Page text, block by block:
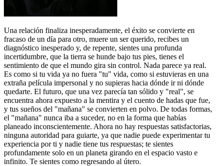
Una relación finaliza inesperadamente, el éxito se convierte en
fracaso de un día para otro, muere un ser querido, recibes un
diagnóstico inesperado y, de repente, sientes una profunda
incertidumbre, que la tierra se hunde bajo tus pies, tienes el
sentimiento de que el mundo gira sin control. Nada parece ya real.
Es como si tu vida ya no fuera "tu" vida, como si estuvieras en una
extraña película impersonal y no supieras hacia dónde ir ni dónde
quedarte. El futuro, que una vez parecía tan sólido y "real", se
encuentra ahora expuesto a la mentira y el cuento de hadas que fue,
y tus sueños del "mañana" se convierten en polvo. De todas formas,
el "mañana" nunca iba a suceder, no en la forma que habías
planeado inconscientemente. Ahora no hay respuestas satisfactorias,
ninguna autoridad para guiarte, ya que nadie puede experimentar tu
experiencia por ti y nadie tiene tus respuestas; te sientes
profundamente solo en un planeta girando en el espacio vasto e
infinito. Te sientes como regresando al útero.